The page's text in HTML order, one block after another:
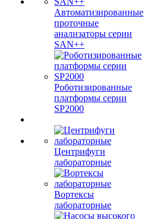
Автоматизированные
проточные
анализаторы серии
SAN++
Роботизированные
платформы серии
SP2000
Центрифуги
лабораторные
Вортексы
лабораторные